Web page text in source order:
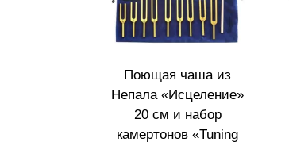
Поющая чаша из
Непала «Исцеление»
20 см и набор
камертонов «Tuning